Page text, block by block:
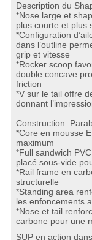
Description du
*Nose large et
plus courte et plus
*Configuration
dans l’outline
grip et vitesse
*Rocker scoop
double concave
friction
*V sur le tail offre
donnant
Construction:
*Core en mousse
maximum
*Full sandwich
placé sous-vide
*Rail frame en
structurelle
*Standing area
les enfoncements
*Nose et tail
carbone pour une
SUP en action